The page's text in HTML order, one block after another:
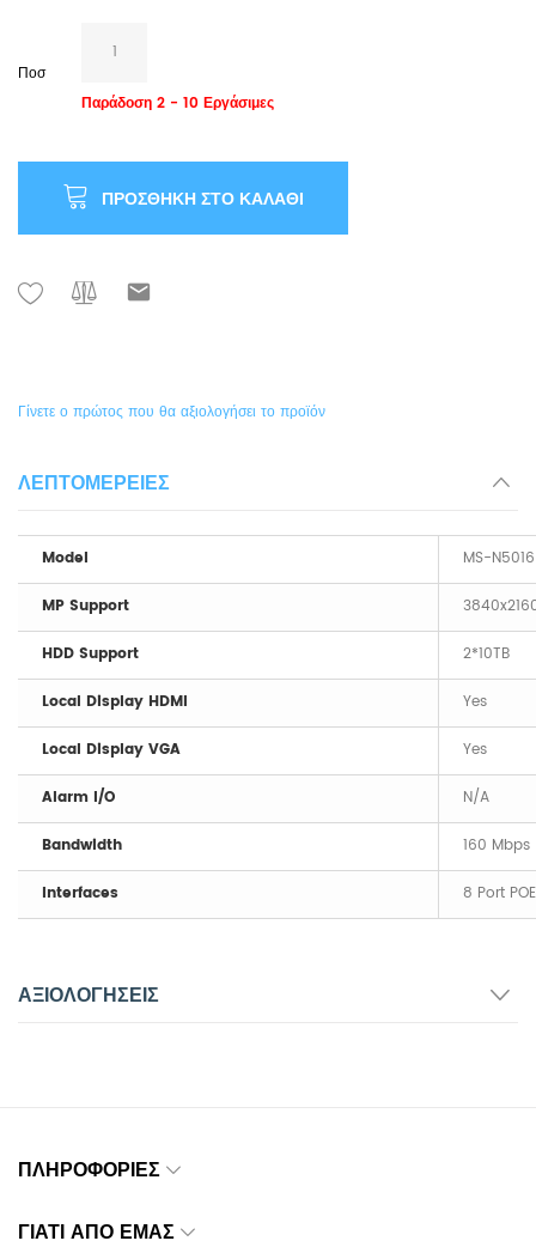
Ποσ
Παράδοση 2 - 10 Εργάσιμες
ΠΡΟΣΘΉΚΗ ΣΤΟ ΚΑΛΆΘΙ
Γίνετε ο πρώτος που θα αξιολογήσει το προϊόν
ΛΕΠΤΟΜΈΡΕΙΕΣ
Model MS-
MP Support
HDD Support 2*10TB
Local Display HDMI Yes
Local Display VGA Yes
Alarm I/O N/A
Bandwidth 160 Mbps
Interfaces 8 Port
ΑΞΙΟΛΟΓΉΣΕΙΣ
ΠΛΗΡΟΦΟΡΊΕΣ
ΓΙΑΤΊ ΑΠΌ ΕΜΆΣ